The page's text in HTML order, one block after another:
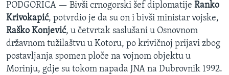
PODGORICA — Bivši crnogorski šef diplomatije Ranko
Krivokapić, potvrdio je da su on i bivši ministar vojske,
Raško Konjević, u četvrtak saslušani u Osnovnom
državnom tužilaštvu u Kotoru, po krivičnoj prijavi zbog
postavljanja spomen ploče na vojnom objektu u
Morinju, gdje su tokom napada JNA na Dubrovnik 1992.